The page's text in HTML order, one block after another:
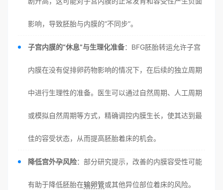
影响，导致胚胎与内膜的“不同步”。
子宫内膜的“休息”与生理化准备：BFG胚胎转运允许子宫
内膜在没有促排卵药物影响的情况下，在后续的独立周期
中进行生理性的准备。医生可以通过自然周期、人工周期
或模拟自然周期等方式，精确调控内膜生长，使其达到最
佳的容受状态，从而提高胚胎着床的机会。
降低宫外孕风险：部分研究提示，改善的内膜容受性可能
有助于降低胚胎在输卵管或其他异位部位着床的风险。